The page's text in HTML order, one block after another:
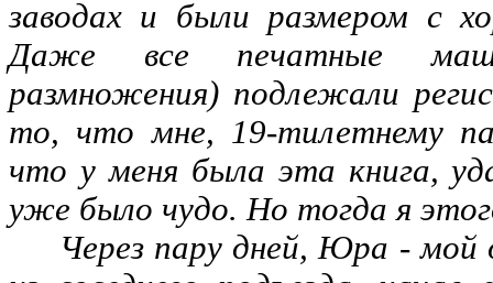
заводах и были размером с
Даже все печатные
размножения) подлежали
то, что мне, 19-тилетнему
что у меня была эта книга,
уже было чудо. Но тогда я
Через пару дней, Юра - мой